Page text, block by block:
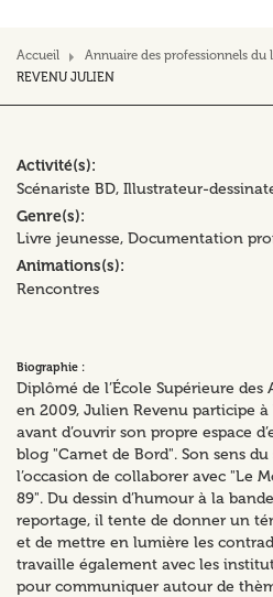
Accueil
Annuaire des professionnels du
REVENU JULIEN
Activité(s)
Scénariste BD Illustrateur-
Genre(s)
Livre jeunesse Documentation
Animations(s)
Rencontres
Biographie :
Diplômé de l’École Supérieure des
en 2009, Julien Revenu participe
avant d’ouvrir son propre espace
blog "Carnet de Bord". Son sens
l’occasion de collaborer avec "Le
89". Du dessin d’humour à la
reportage, il tente de donner un
et de mettre en lumière les
travaille également avec les
pour communiquer autour de